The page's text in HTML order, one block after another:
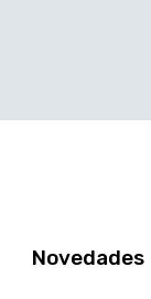
Novedades